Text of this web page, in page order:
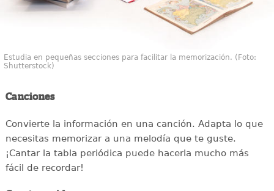
Estudia en pequeñas secciones para facilitar la memorización. (Foto:
Shutterstock)
Canciones
Convierte la información en una canción. Adapta lo que
necesitas memorizar a una melodía que te guste.
¡Cantar la tabla periódica puede hacerla mucho más
fácil de recordar!